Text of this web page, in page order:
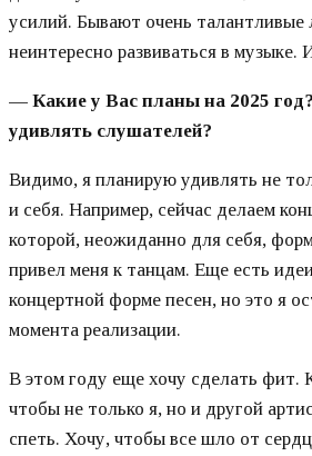
усилий. Бывают очень
неинтересно развиваться в музыке.
— Какие у Вас планы на 2025
удивлять слушателей?
Видимо, я планирую удивлять не
и себя. Например, сейчас делаем
которой, неожиданно для себя,
привел меня к танцам. Еще есть
концертной форме песен, но это я
момента реализации.
В этом году еще хочу сделать фит.
чтобы не только я, но и другой
спеть. Хочу, чтобы все шло от